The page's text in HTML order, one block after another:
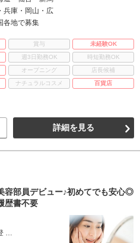
兵庫・岡山・広
各地で募集
賞与
未経験OK
週3日勤務OK
時短勤務OK
オープニング
店長候補
ナチュラルコスメ 百貨店
詳細を見る
容部員デビュー♪初めてでも安心◎
歴書不要
…